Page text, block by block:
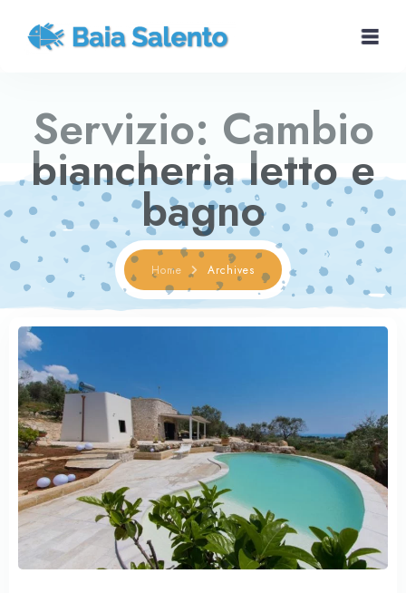
Home
Case vacanze
San Gregorio
Dintorni
Servizio: Cambio
biancheria letto e
bagno
Home Archives